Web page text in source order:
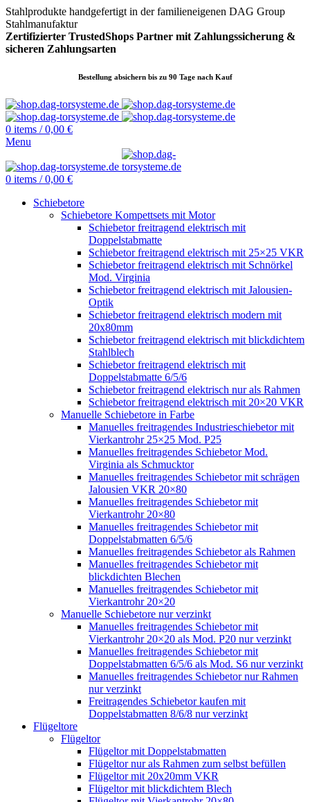
Stahlprodukte handgefertigt in der familieneigenen DAG Group
Stahlmanufaktur
Zertifizierter TrustedShops Partner mit Zahlungssicherung &
sicheren Zahlungsarten
Bestellung absichern bis zu 90 Tage nach Kauf
0 items / 0,00 €
Menu
0 items / 0,00 €
Schiebetore
Schiebetore Kompettsets mit Motor
Schiebetor freitragend elektrisch mit
Doppelstabmatte
Schiebetor freitragend elektrisch mit 25×25 VKR
Schiebetor freitragend elektrisch mit Schnörkel
Mod. Virginia
Schiebetor freitragend elektrisch mit Jalousien-
Optik
Schiebetor freitragend elektrisch modern mit
20x80mm
Schiebetor freitragend elektrisch mit blickdichtem
Stahlblech
Schiebetor freitragend elektrisch mit
Doppelstabmatte 6/5/6
Schiebetor freitragend elektrisch nur als Rahmen
Schiebetor freitragend elektrisch mit 20×20 VKR
Manuelle Schiebetore in Farbe
Manuelles freitragendes Industrieschiebetor mit
Vierkantrohr 25×25 Mod. P25
Manuelles freitragendes Schiebetor Mod.
Virginia als Schmucktor
Manuelles freitragendes Schiebetor mit schrägen
Jalousien VKR 20×80
Manuelles freitragendes Schiebetor mit
Vierkantrohr 20×80
Manuelles freitragendes Schiebetor mit
Doppelstabmatten 6/5/6
Manuelles freitragendes Schiebetor als Rahmen
Manuelles freitragendes Schiebetor mit
blickdichten Blechen
Manuelles freitragendes Schiebetor mit
Vierkantrohr 20×20
Manuelle Schiebetore nur verzinkt
Manuelles freitragendes Schiebetor mit
Vierkantrohr 20×20 als Mod. P20 nur verzinkt
Manuelles freitragendes Schiebetor mit
Doppelstabmatten 6/5/6 als Mod. S6 nur verzinkt
Manuelles freitragendes Schiebetor nur Rahmen
nur verzinkt
Freitragendes Schiebetor kaufen mit
Doppelstabmatten 8/6/8 nur verzinkt
Flügeltore
Flügeltor
Flügeltor mit Doppelstabmatten
Flügeltor nur als Rahmen zum selbst befüllen
Flügeltor mit 20x20mm VKR
Flügeltor mit blickdichtem Blech